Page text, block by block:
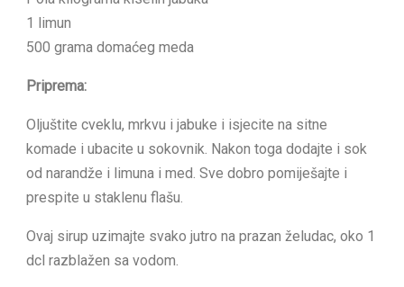
1 limun
500 grama domaćeg meda
Priprema:
Oljuštite cveklu, mrkvu i jabuke i isjecite na sitne
komade i ubacite u sokovnik. Nakon toga dodajte i sok
od narandže i limuna i med. Sve dobro pomiješajte i
prespite u staklenu flašu.
Ovaj sirup uzimajte svako jutro na prazan želudac, oko 1
dcl razblažen sa vodom.